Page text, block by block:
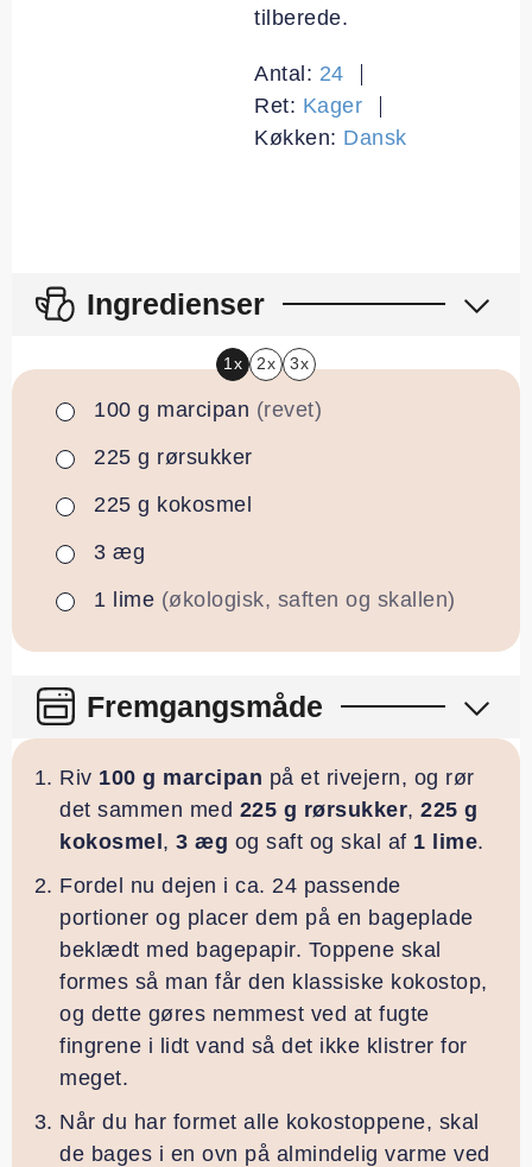
tilberede.
Antal: 24
Ret: Kager
Køkken: Dansk
Ingredienser
1x 2x 3x
▢
100 g marcipan (revet)
▢
225 g rørsukker
▢
225 g kokosmel
▢
3 æg
▢
1 lime (økologisk, saften og skallen)
Fremgangsmåde
Riv 100 g marcipan på et rivejern, og rør
det sammen med 225 g rørsukker, 225 g
kokosmel, 3 æg og saft og skal af 1 lime.
Fordel nu dejen i ca. 24 passende
portioner og placer dem på en bageplade
beklædt med bagepapir. Toppene skal
formes så man får den klassiske kokostop,
og dette gøres nemmest ved at fugte
fingrene i lidt vand så det ikke klistrer for
meget.
Når du har formet alle kokostoppene, skal
de bages i en ovn på almindelig varme ved